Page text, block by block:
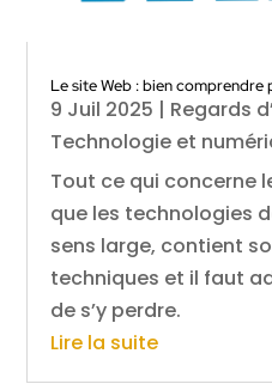
Le site Web : bien
9 Juil 2025 | Regards
Technologie et
Tout ce qui concerne
que les technologies
sens large, contient
techniques et il faut
de s’y perdre.
Lire la suite